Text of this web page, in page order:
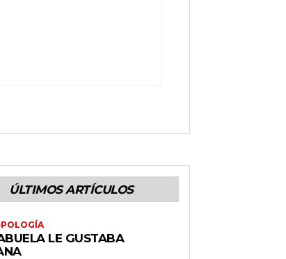
ÚLTIMOS ARTÍCULOS
LE GUSTABA